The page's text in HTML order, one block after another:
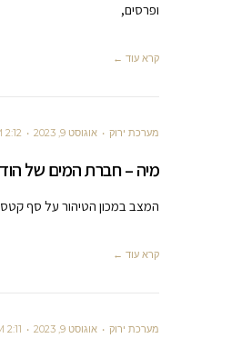
ופרסים,
קרא עוד ←
מערכת ירוק אוגוסט 9, 2023 2:12 PM
מיה – חברת המים של
המצב במכון הטיהור על סף
קרא עוד ←
מערכת ירוק אוגוסט 9, 2023 2:11 PM